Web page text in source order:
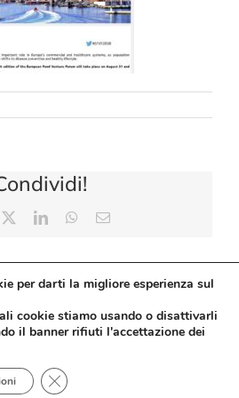
LinkedInWhatsApp
Email
per darti la migliore esperienza sul
cookie stiamo usando o disattivarli
il banner rifiuti l'accettazione dei
Close GDPR Cookie Banner